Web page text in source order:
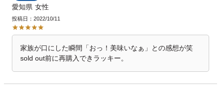
愛知県 女性
投稿日 2022/10/11
家族が口にした瞬間「おっ！美味いなぁ」との感想が笑
sold out前に再購入できラッキー。